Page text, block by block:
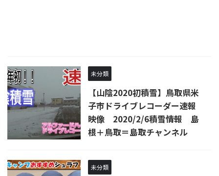
未分類
【山陰2020初積雪】鳥取県米
子市ドライブレコーダー速報
映像 2020/2/6積雪情報 島
根＋鳥取＝島取チャンネル
未分類